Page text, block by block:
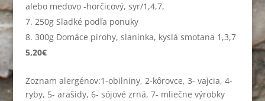
alebo medovo -horčicový, syr/1,4,7,
250g Sladké podľa ponuky
300g Domáce pirohy, slaninka, kyslá smotana 1,3,7
5,20€
Zoznam alergénov:1-obilniny, 2-kôrovce, 3- vajcia, 4-
ryby, 5- arašidy, 6- sójové zrná, 7- mliečne výrobky